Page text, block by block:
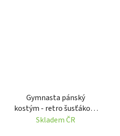
Gymnasta pánský
kostým - retro šusťáková
tepláková souprava 80.tá
Skladem ČR